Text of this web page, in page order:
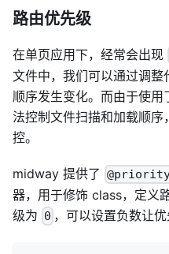
路由优先级
在单页应用下，经常会出现
文件中，我们可以通过调
顺序发生变化。而由于使
法控制文件扫描和加载顺
控。
midway 提供了
器，用于修饰 class，定义
级为 0 ，可以设置负数让优